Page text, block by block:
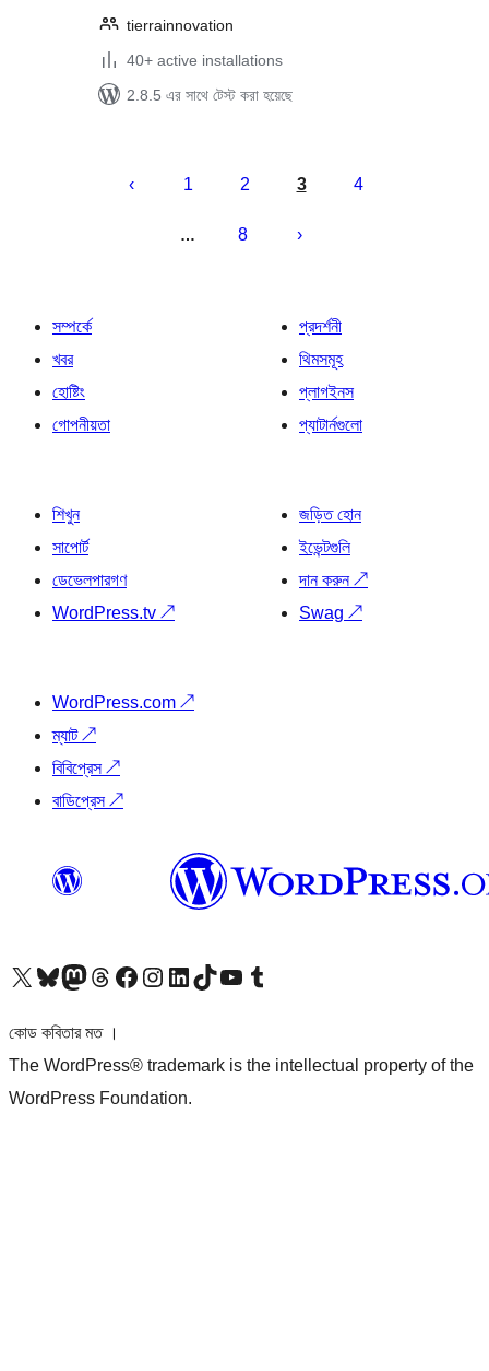
tierrainnovation
40+ active installations
2.8.5 এর সাথে টেস্ট করা হয়েছে
পেজিনেশন
1 2 3 4
… 8
সম্পর্কে
খবর
হোষ্টিং
গোপনীয়তা
প্রদর্শনী
থিমসমূহ
প্লাগইনস
প্যাটার্নগুলো
শিখুন
সাপোর্ট
ডেভেলপারগণ
WordPress.tv ↗
জড়িত হোন
ইভেন্টগুলি
দান করুন↗
Swag ↗
WordPress.com ↗
ম্যাট↗
বিবিপ্রেস↗
বাডিপ্রেস↗
আমাদের X (আগের টুইটার) অ্যাকাউন্টে যানআমাদের Bluesky অ্যাকাউন্টটি দেখুনআমাদের মাস্টোডন অ্যাকাউন্টটি দেখুনআমাদের থ্রেডস অ্যাকাউন্টটি দেখুনআমাদের ফেসবুক পেজ দেখুনআমাদের ইন্সটাগ্রাম অ্যাকাউন্ট দেখুনআমাদের লিঙ্কডইন অ্যাকাউন্টে যানআমাদের TikTok অ্যাকাউন্টটি দেখুনআমাদের ইউটিউব চ্যানেলে যান আমাদের টাম্বলার অ্যাকাউন্ট দেখুন
কোড কবিতার মত ।
The WordPress® trademark is the intellectual property of the
WordPress Foundation.